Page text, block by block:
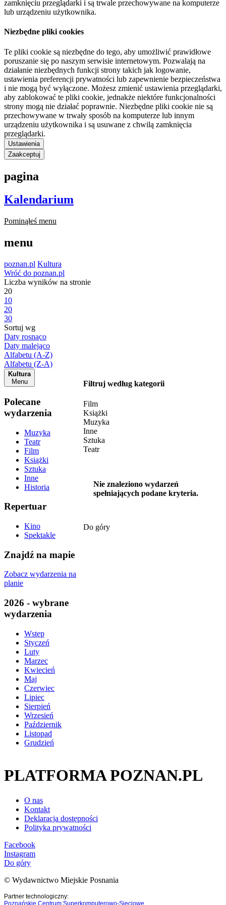
zamknięciu przeglądarki i są trwale przechowywane na komputerze
lub urządzeniu użytkownika.
Niezbędne pliki cookies
Te pliki cookie są niezbędne do tego, aby umożliwić prawidłowe
poruszanie się po naszym serwisie internetowym. Pozwalają na
działanie niezbędnych funkcji strony takich jak logowanie,
ustawienia preferencji prywatności lub zapewnienie bezpieczeństwa
i nie mogą być wyłączone. Możesz zmienić ustawienia przeglądarki,
aby zablokować te pliki cookie, jednakże niektóre funkcjonalności
strony mogą nie działać poprawnie. Niezbędne pliki cookie nie są
przechowywane w trwały sposób na komputerze lub innym
urządzeniu użytkownika i są usuwane z chwilą zamknięcia
przeglądarki.
Ustawienia
Zaakceptuj
pagina
Kalendarium
Pominąłeś menu
menu
poznan.pl Kultura
Wróć do poznan.pl
Liczba wyników na stronie
20
10
20
30
Sortuj wg
Daty rosnąco
Daty malejąco
Alfabetu (A-Z)
Alfabetu (Z-A)
Kultura
Menu
Polecane
wydarzenia
Muzyka
Teatr
Film
Książki
Sztuka
Inne
Historia
Repertuar
Kino
Spektakle
Znajdź na mapie
Zobacz wydarzenia na
planie
2026 - wybrane
wydarzenia
Wstęp
Styczeń
Luty
Marzec
Kwiecień
Maj
Czerwiec
Lipiec
Sierpień
Wrzesień
Październik
Listopad
Grudzień
Filtruj według kategorii
Film
Książki
Muzyka
Inne
Sztuka
Teatr
Nie znaleziono wydarzeń
spełniających podane kryteria.
Do góry
PLATFORMA POZNAN.PL
O nas
Kontakt
Deklaracja dostępności
Polityka prywatności
Facebook
Instagram
Do góry
© Wydawnictwo Miejskie Posnania
Partner technologiczny:
Poznańskie Centrum Superkomputerowo-Sieciowe